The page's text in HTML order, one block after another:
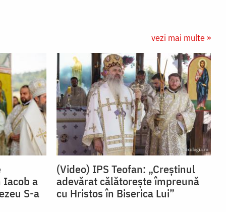
vezi mai multe »
Iacob a
S-a
(Video) IPS Teofan: „Creștinul
adevărat călătorește împreună
cu Hristos în Biserica Lui”